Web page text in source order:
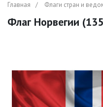
Главная Флаги стран и
Флаг Норвегии